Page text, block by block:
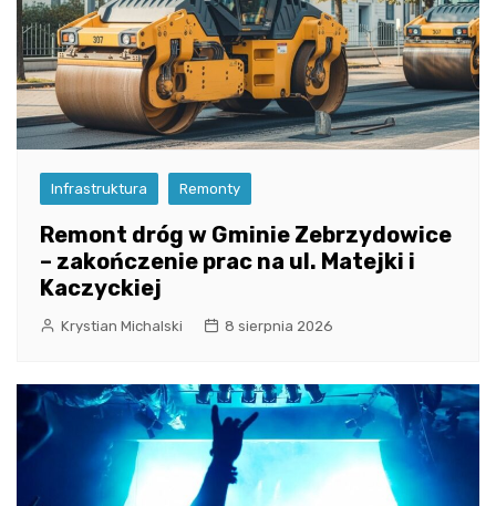
Infrastruktura Remonty
Remont dróg w Gminie Zebrzydowice
– zakończenie prac na ul. Matejki i
Kaczyckiej
Krystian Michalski 8 sierpnia 2026